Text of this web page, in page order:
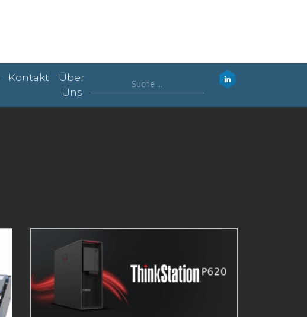
Kontakt
Über
Uns